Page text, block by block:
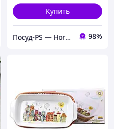
Купить
Посуд-PS — Horeca Посуда Подарки 98%